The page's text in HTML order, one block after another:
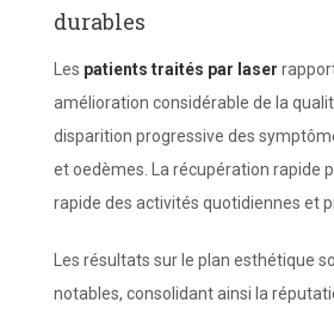
durables
Les patients traités par laser
amélioration considérable de la
disparition progressive des
et oedèmes. La récupération rapide
rapide des activités quotidiennes et
Les résultats sur le plan esthétique
notables, consolidant ainsi la